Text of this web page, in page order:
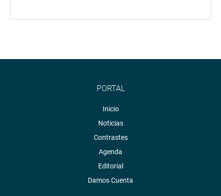
PORTAL
Inicio
Noticias
Contrastes
Agenda
Editorial
Damos Cuenta